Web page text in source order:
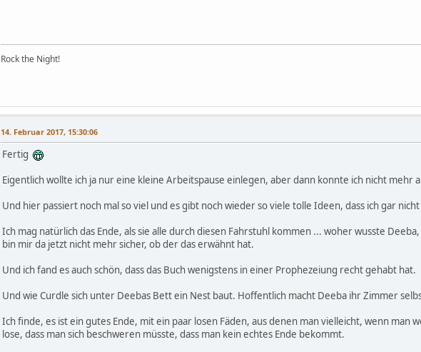
Rock the Night!
14. Februar 2017, 15:30:06
Fertig
Eigentlich wollte ich ja nur eine kleine Arbeitspause einlegen, aber dann konnte ich nicht mehr
Und hier passiert noch mal so viel und es gibt noch wieder so viele tolle Ideen, dass ich gar
Ich mag natürlich das Ende, als sie alle durch diesen Fahrstuhl kommen ... woher wusste
bin mir da jetzt nicht mehr sicher, ob der das erwähnt hat.
Und ich fand es auch schön, dass das Buch wenigstens in einer Prophezeiung recht gehabt hat.
Und wie Curdle sich unter Deebas Bett ein Nest baut. Hoffentlich macht Deeba ihr Zimmer
Ich finde, es ist ein gutes Ende, mit ein paar losen Fäden, aus denen man vielleicht, wenn
lose, dass man sich beschweren müsste, dass man kein echtes Ende bekommt.